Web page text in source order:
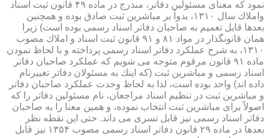
نمود كه معنای مسئولین دفاتر، مندرج در ماده ۴۹ قانون ثبت اسناد
واملاك سال ۱۳۱۰، بدواً بر مباشرین ثبت صادق بوده و همچنین
بعدها قابل تعمیم به صاحبان دفاتر اسناد رسمی بوده است) زیرا
همان قانونگذار در مواد ۸۱ و ۹۱ قانون ثبت اسناد و املاك مصوب
۱۳۱۰، به شرح عملكرد دفاتر اسناد رسمی پرداخته و با لحاظ نمودن
ماده ۹۱ قانون مرقوم متوجه می شویم كه عملكرد صاحبان دفاتر
اسناد رسمی و مباشرین ثبت (كه اینك به مسئولان دفاتر تغییرنام
داده اند) واحد بوده است، لذا به لحاظ وحدت عملكرد صاحبان دفاتر
و مباشرین ثبت در تنظیم اسناد مراجعان، نام مسئولین دفاتر را كه
اصولاً برای مباشرین ثبت انتخاب نموده، و همین معنا را به صاحبان
دفاتر اسناد رسمی نیز قابل تسری می داند. حتی این نقطه نظر
بعدها در ماده ۲۹ قانون دفاتر اسناد رسمی مصوب ۱۳۵۴ نیز قابل